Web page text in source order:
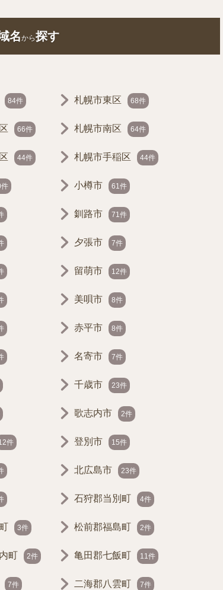
名から探す
84件 札幌市東区 68件
66件 札幌市南区 64件
44件 札幌市手稲区 44件
小樽市 61件
釧路市 71件
夕張市 7件
留萌市 12件
美唄市 8件
赤平市 8件
名寄市 7件
千歳市 23件
歌志内市 2件
件 登別市 15件
北広島市 23件
石狩郡当別町 4件
3件 松前郡福島町 2件
町 2件 亀田郡七飯町 11件
7件 二海郡八雲町 7件